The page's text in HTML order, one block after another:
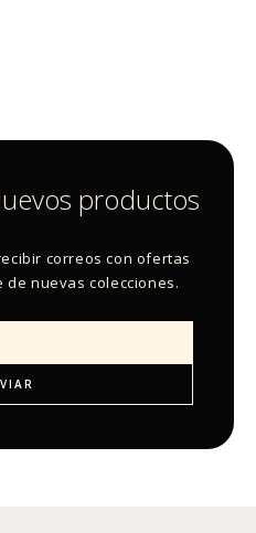
productos
correos con ofertas
nuevas colecciones.